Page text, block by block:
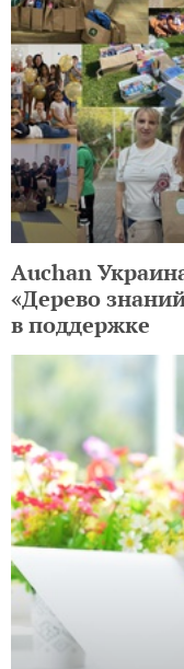
Auchan
«Дерево
в поддержке